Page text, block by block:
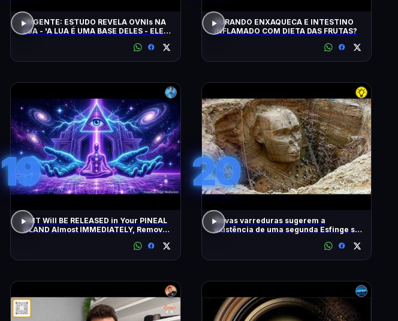
URGENTE: ESTUDO REVELA OVNIs NA
LUA - 'A LUA É UMA BASE DELES - ELES
CURANDO ENXAQUECA E INTESTINO
INFLAMADO COM DIETA DAS FRUTAS?
19
DMT Will BE RELEASED in Your PINEAL
GLAND Almost IMMEDIATELY, Remove
20
Novas varreduras sugerem a
existência de uma segunda Esfinge sob